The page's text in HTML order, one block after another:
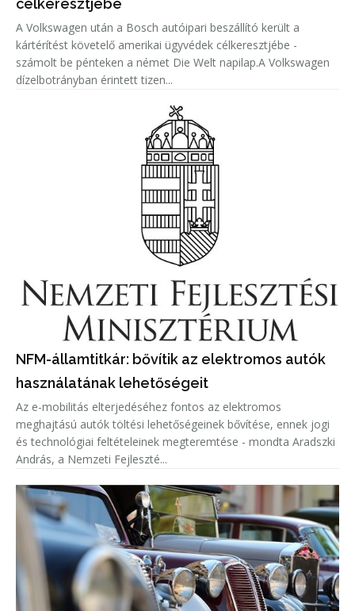
célkeresztjébe
A Volkswagen után a Bosch autóipari beszállító került a
kártérítést követelő amerikai ügyvédek célkeresztjébe -
számolt be pénteken a német Die Welt napilap.A Volkswagen
dízelbotrányban érintett tizen...
NFM-államtitkár: bővítik az elektromos autók
használatának lehetőségeit
Az e-mobilitás elterjedéséhez fontos az elektromos
meghajtású autók töltési lehetőségeinek bővítése, ennek jogi
és technológiai feltételeinek megteremtése - mondta Aradszki
András, a Nemzeti Fejleszté...